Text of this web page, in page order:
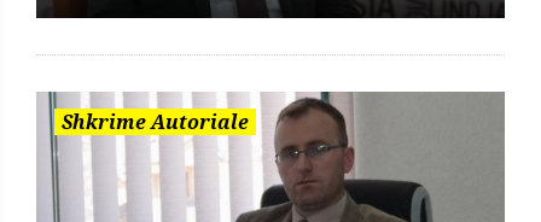
Shkrime Autoriale